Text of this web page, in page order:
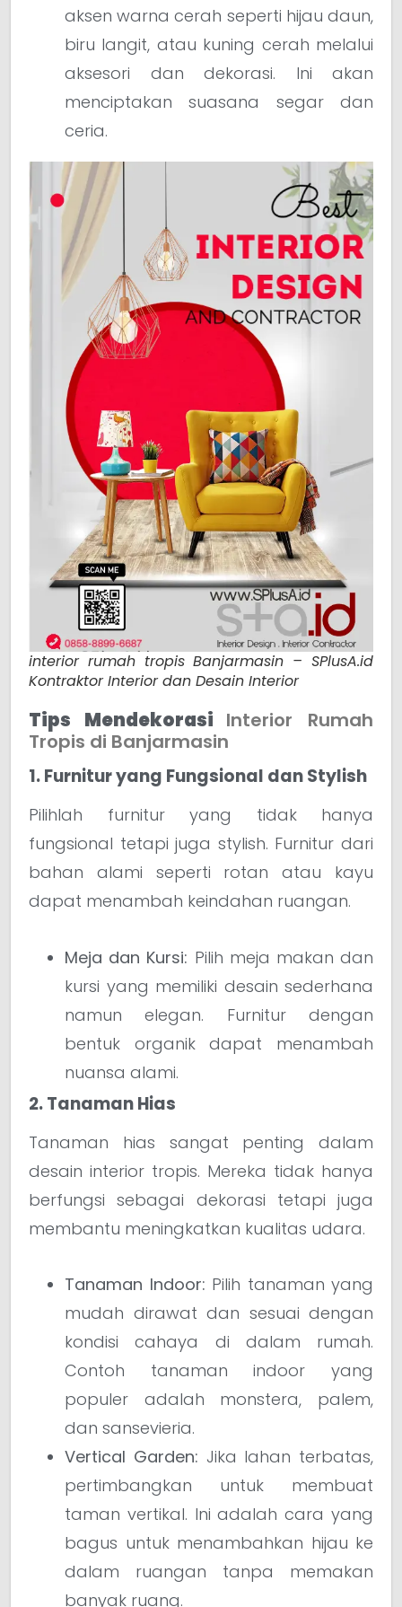
aksen warna cerah seperti hijau daun,
biru langit, atau kuning cerah melalui
aksesori dan dekorasi. Ini akan
menciptakan suasana segar dan
ceria.
interior rumah tropis Banjarmasin – SPlusA.id
Kontraktor Interior dan Desain Interior
Tips Mendekorasi Interior Rumah
Tropis di Banjarmasin
1. Furnitur yang Fungsional dan Stylish
Pilihlah furnitur yang tidak hanya
fungsional tetapi juga stylish. Furnitur dari
bahan alami seperti rotan atau kayu
dapat menambah keindahan ruangan.
Meja dan Kursi: Pilih meja makan dan
kursi yang memiliki desain sederhana
namun elegan. Furnitur dengan
bentuk organik dapat menambah
nuansa alami.
2. Tanaman Hias
Tanaman hias sangat penting dalam
desain interior tropis. Mereka tidak hanya
berfungsi sebagai dekorasi tetapi juga
membantu meningkatkan kualitas udara.
Tanaman Indoor: Pilih tanaman yang
mudah dirawat dan sesuai dengan
kondisi cahaya di dalam rumah.
Contoh tanaman indoor yang
populer adalah monstera, palem,
dan sansevieria.
Vertical Garden: Jika lahan terbatas,
pertimbangkan untuk membuat
taman vertikal. Ini adalah cara yang
bagus untuk menambahkan hijau ke
dalam ruangan tanpa memakan
banyak ruang.